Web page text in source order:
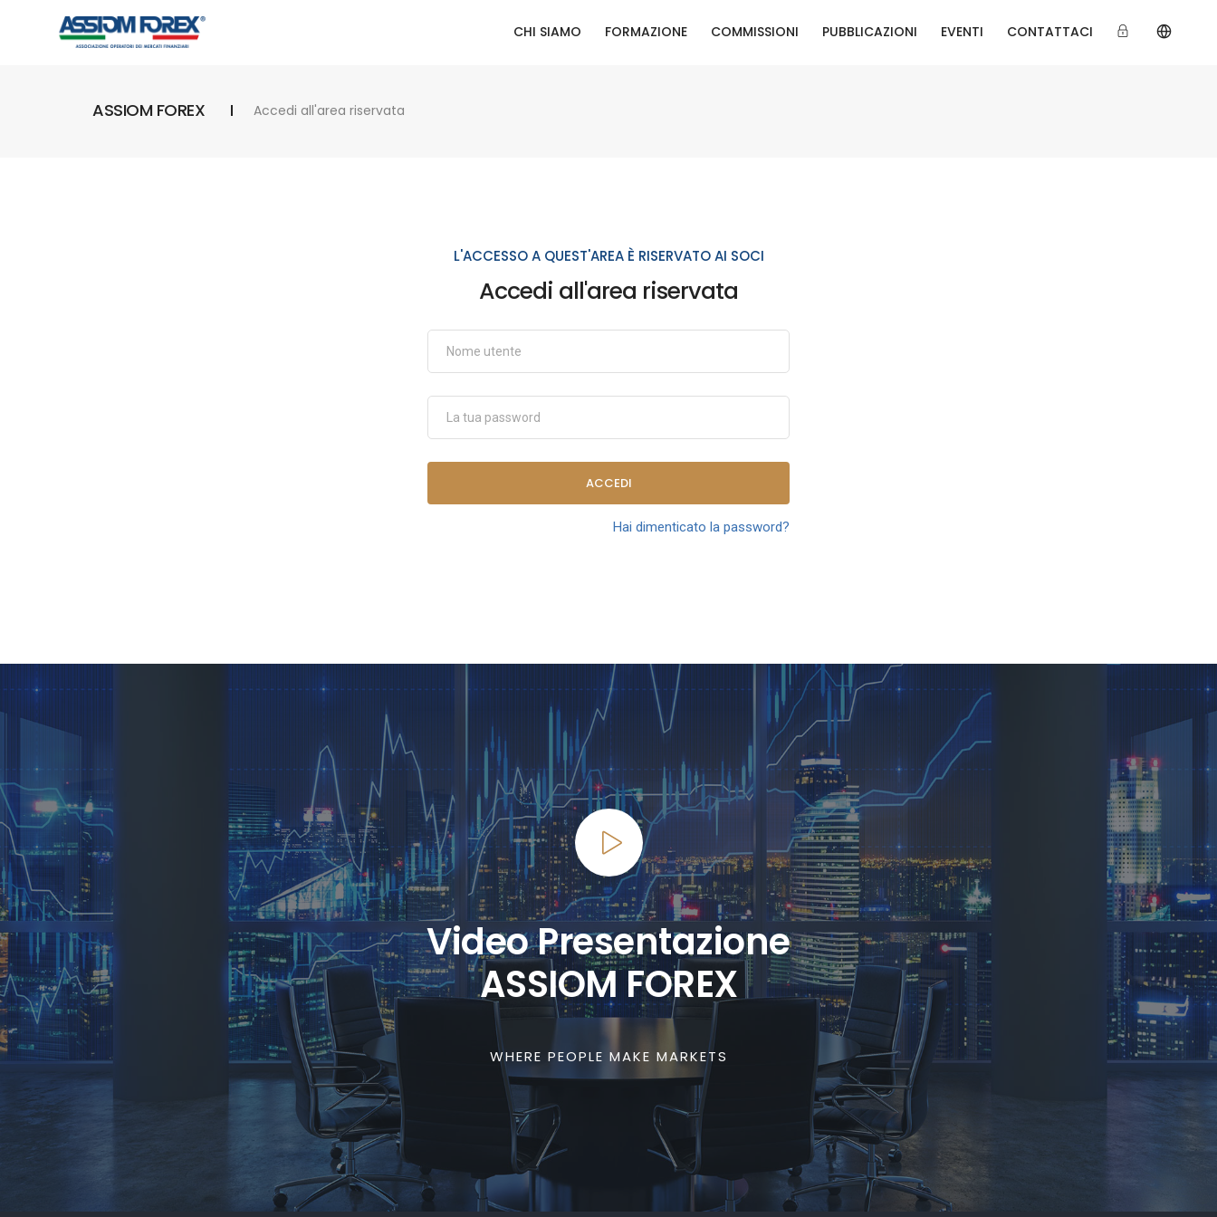
CHI SIAMO FORMAZIONE COMMISSIONI PUBBLICAZIONI EVENTI CONTATTACI
ASSIOM FOREX Accedi all'area riservata
L'ACCESSO A QUEST'AREA È RISERVATO AI SOCI
Accedi all'area riservata
ACCEDI
Hai dimenticato la password?
Video Presentazione
ASSIOM FOREX
WHERE PEOPLE MAKE MARKETS